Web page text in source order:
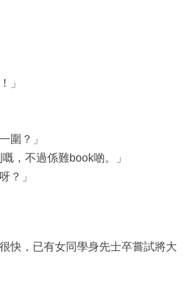
」
圍？」
，不過係難book啲。」
？」
快，已有女同學身先士卒嘗試將大